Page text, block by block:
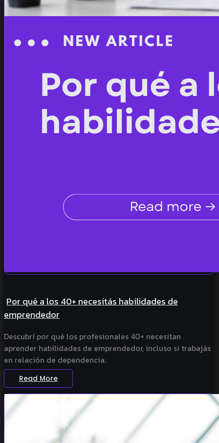
Por qué a los 40+ necesitás habilidades de
emprendedor
Descubrí por qué los profesionales 40+ necesitan
aprender habilidades de emprendedor, incluso si trabajás
en relación de dependencia.
Read More